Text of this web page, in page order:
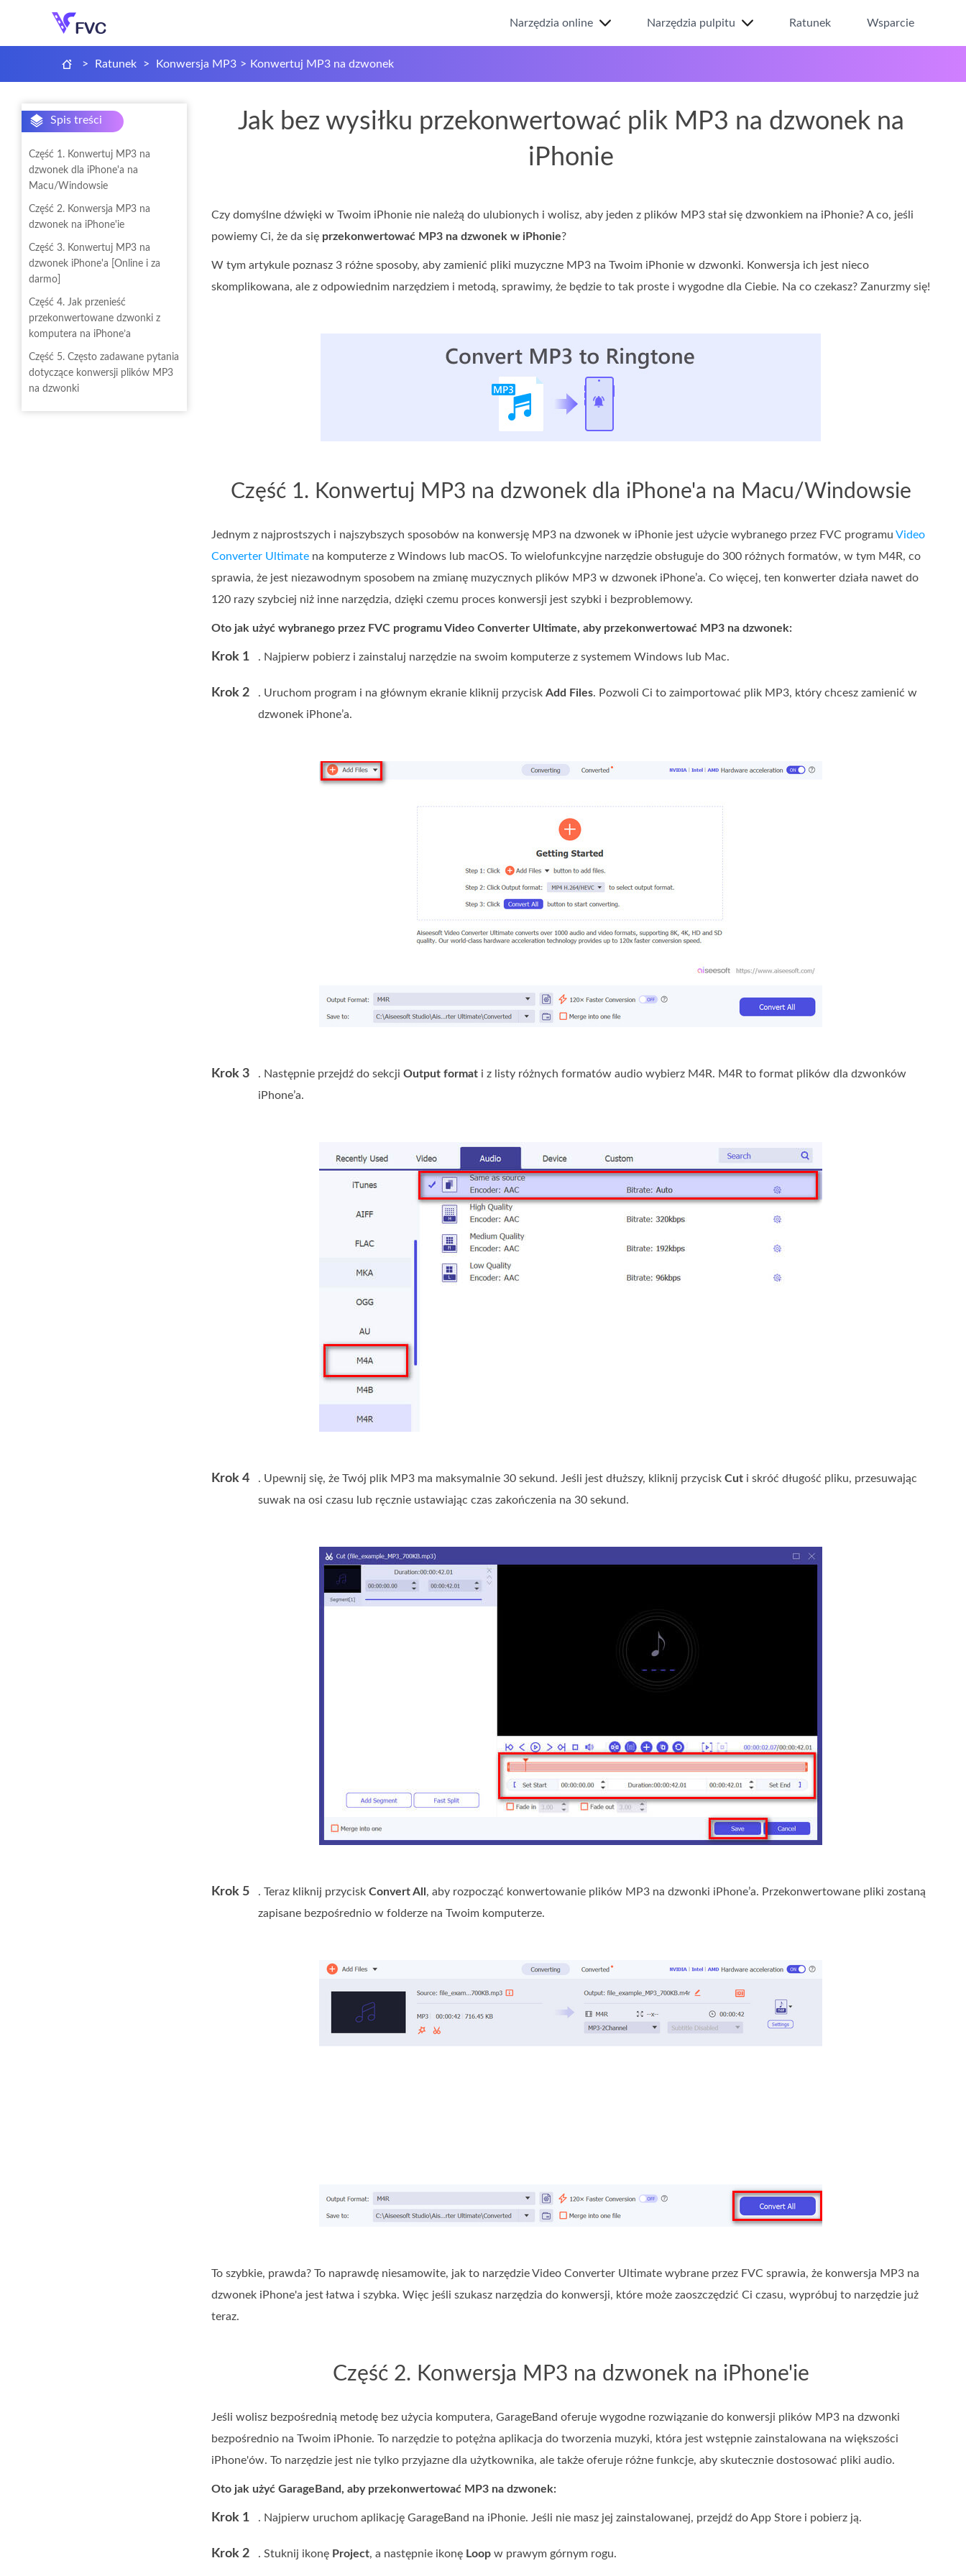
Narzędzia online Narzędzia pulpitu Ratunek Wsparcie
> Ratunek > Konwersja MP3 > Konwertuj MP3 na dzwonek
Spis treści
Część 1. Konwertuj MP3 na
dzwonek dla iPhone'a na
Macu/Windowsie
Część 2. Konwersja MP3 na
dzwonek na iPhone'ie
Część 3. Konwertuj MP3 na
dzwonek iPhone'a [Online i za
darmo]
Część 4. Jak przenieść
przekonwertowane dzwonki z
komputera na iPhone’a
Część 5. Często zadawane pytania
dotyczące konwersji plików MP3
na dzwonki
Jak bez wysiłku przekonwertować plik MP3 na dzwonek na
iPhonie
Czy domyślne dźwięki w Twoim iPhonie nie należą do ulubionych i wolisz, aby jeden z plików MP3 stał się dzwonkiem na iPhonie? A co, jeśli
powiemy Ci, że da się przekonwertować MP3 na dzwonek w iPhonie?
W tym artykule poznasz 3 różne sposoby, aby zamienić pliki muzyczne MP3 na Twoim iPhonie w dzwonki. Konwersja ich jest nieco
skomplikowana, ale z odpowiednim narzędziem i metodą, sprawimy, że będzie to tak proste i wygodne dla Ciebie. Na co czekasz? Zanurzmy się!
Część 1. Konwertuj MP3 na dzwonek dla iPhone'a na Macu/Windowsie
Jednym z najprostszych i najszybszych sposobów na konwersję MP3 na dzwonek w iPhonie jest użycie wybranego przez FVC programu Video
Converter Ultimate na komputerze z Windows lub macOS. To wielofunkcyjne narzędzie obsługuje do 300 różnych formatów, w tym M4R, co
sprawia, że jest niezawodnym sposobem na zmianę muzycznych plików MP3 w dzwonek iPhone’a. Co więcej, ten konwerter działa nawet do
120 razy szybciej niż inne narzędzia, dzięki czemu proces konwersji jest szybki i bezproblemowy.
Oto jak użyć wybranego przez FVC programu Video Converter Ultimate, aby przekonwertować MP3 na dzwonek:
Krok 1 . Najpierw pobierz i zainstaluj narzędzie na swoim komputerze z systemem Windows lub Mac.
Krok 2 . Uruchom program i na głównym ekranie kliknij przycisk Add Files. Pozwoli Ci to zaimportować plik MP3, który chcesz zamienić w
dzwonek iPhone’a.
Krok 3 . Następnie przejdź do sekcji Output format i z listy różnych formatów audio wybierz M4R. M4R to format plików dla dzwonków
iPhone’a.
Krok 4 . Upewnij się, że Twój plik MP3 ma maksymalnie 30 sekund. Jeśli jest dłuższy, kliknij przycisk Cut i skróć długość pliku, przesuwając
suwak na osi czasu lub ręcznie ustawiając czas zakończenia na 30 sekund.
Krok 5 . Teraz kliknij przycisk Convert All , aby rozpocząć konwertowanie plików MP3 na dzwonki iPhone’a. Przekonwertowane pliki zostaną
zapisane bezpośrednio w folderze na Twoim komputerze.
To szybkie, prawda? To naprawdę niesamowite, jak to narzędzie Video Converter Ultimate wybrane przez FVC sprawia, że konwersja MP3 na
dzwonek iPhone'a jest łatwa i szybka. Więc jeśli szukasz narzędzia do konwersji, które może zaoszczędzić Ci czasu, wypróbuj to narzędzie już
teraz.
Część 2. Konwersja MP3 na dzwonek na iPhone'ie
Jeśli wolisz bezpośrednią metodę bez użycia komputera, GarageBand oferuje wygodne rozwiązanie do konwersji plików MP3 na dzwonki
bezpośrednio na Twoim iPhonie. To narzędzie to potężna aplikacja do tworzenia muzyki, która jest wstępnie zainstalowana na większości
iPhone'ów. To narzędzie jest nie tylko przyjazne dla użytkownika, ale także oferuje różne funkcje, aby skutecznie dostosować pliki audio.
Oto jak użyć GarageBand, aby przekonwertować MP3 na dzwonek:
Krok 1 . Najpierw uruchom aplikację GarageBand na iPhonie. Jeśli nie masz jej zainstalowanej, przejdź do App Store i pobierz ją.
Krok 2 . Stuknij ikonę Project, a następnie ikonę Loop w prawym górnym rogu.